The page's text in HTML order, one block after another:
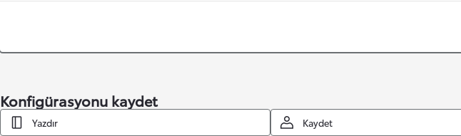
Konfigürasyonu kaydet
Yazdır Kaydet